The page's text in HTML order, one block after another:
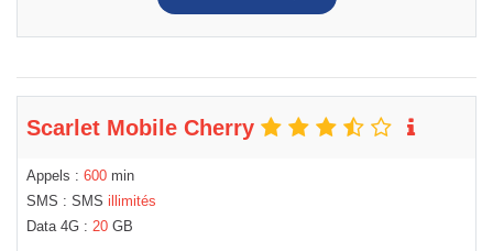
Scarlet Mobile Cherry
Appels : 600 min
SMS : SMS illimités
Data 4G : 20 GB